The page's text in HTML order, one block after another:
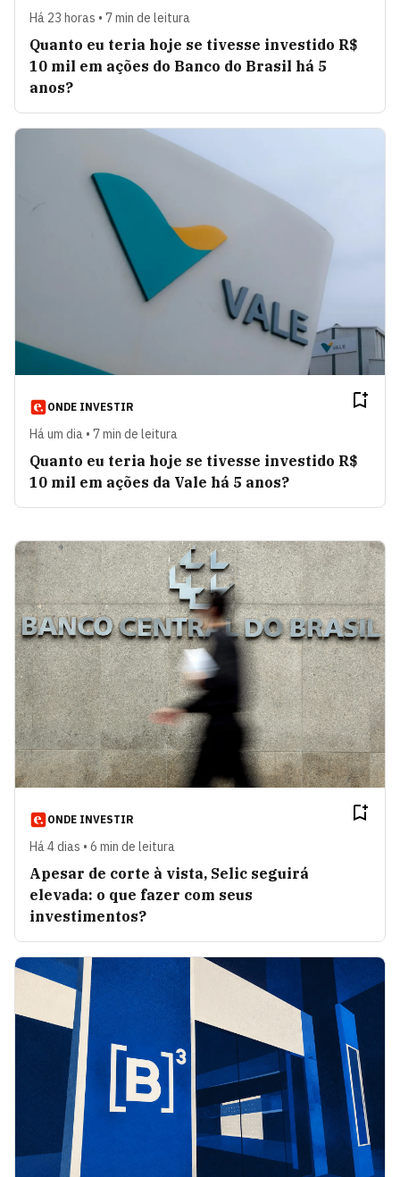
Há 23 horas • 7 min de leitura
Quanto eu teria hoje se tivesse investido R$
10 mil em ações do Banco do Brasil há 5
anos?
ONDE INVESTIR
Há um dia • 7 min de leitura
Quanto eu teria hoje se tivesse investido R$
10 mil em ações da Vale há 5 anos?
ONDE INVESTIR
Há 4 dias • 6 min de leitura
Apesar de corte à vista, Selic seguirá
elevada: o que fazer com seus
investimentos?